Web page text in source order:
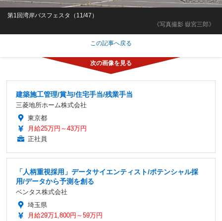
《写真撮影 嶽宮三郎》
第1回湾岸バスフェスタ（11/47）
この記事へ戻る
建築施工管理/賞与/住宅手当/残業手当
三菱地所ホーム株式会社
東京都
月給25万円～43万円
正社員
「人柄重視採用」データサイエンティスト/ポテンシャル採
用/データから予測を創る
ベンタス株式会社
埼玉県
月給29万1,800円～59万円